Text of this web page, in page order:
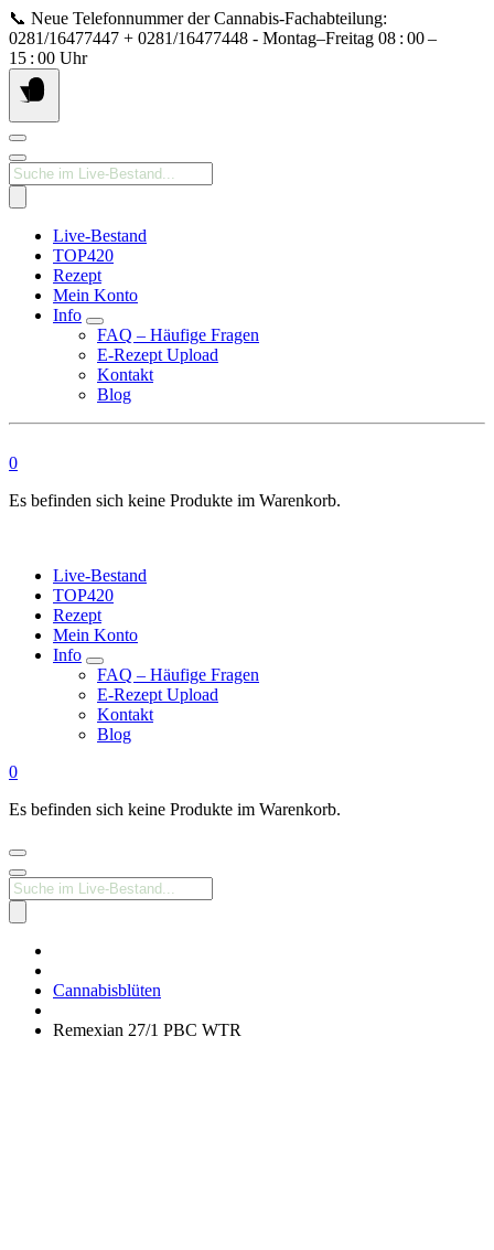
Springe
zum
Inhalt
📞 Neue Telefonnummer der Cannabis‑Fachabteilung:
0281/16477447 + 0281/16477448 - Montag–Freitag 08 : 00 –
15 : 00 Uhr
Products
search
Live-Bestand
TOP420
Rezept
Mein Konto
Info
FAQ – Häufige Fragen
E-Rezept Upload
Kontakt
Blog
0
Es befinden sich keine Produkte im Warenkorb.
Live-Bestand
TOP420
Rezept
Mein Konto
Info
FAQ – Häufige Fragen
E-Rezept Upload
Kontakt
Blog
0
Es befinden sich keine Produkte im Warenkorb.
Products
search
Apotheke
Cannabisblüten
Remexian 27/1 PBC WTR